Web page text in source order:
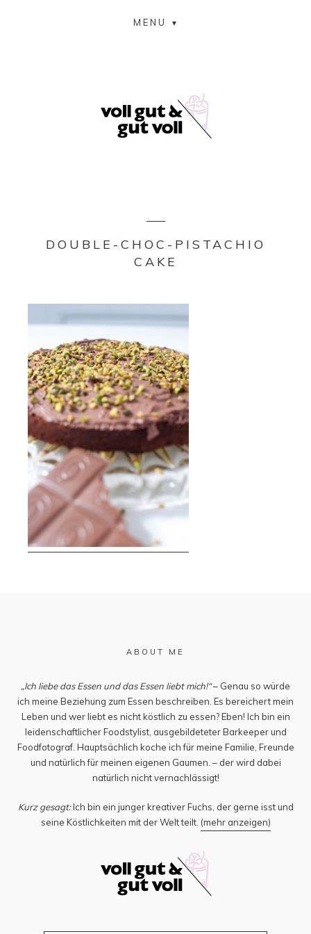
MENU
DOUBLE-CHOC-PISTACHIO
CAKE
ABOUT ME
„Ich liebe das Essen und das Essen liebt mich!“– Genau so würde
ich meine Beziehung zum Essen beschreiben. Es bereichert mein
Leben und wer liebt es nicht köstlich zu essen? Eben! Ich bin ein
leidenschaftlicher Foodstylist, ausgebildeteter Barkeeper und
Foodfotograf. Hauptsächlich koche ich für meine Familie, Freunde
und natürlich für meinen eigenen Gaumen. – der wird dabei
natürlich nicht vernachlässigt!
Kurz gesagt:Ich bin ein junger kreativer Fuchs, der gerne isst und
seine Köstlichkeiten mit der Welt teilt. (mehr anzeigen)